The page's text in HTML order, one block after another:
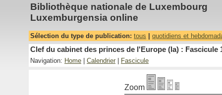
Bibliothèque nationale de Luxembourg
Luxemburgensia online
Sélection du type de publication: tous quotidiens et
Clef du cabinet des princes de l'Europe (la) : Fascicule
Navigation: Home Calendrier Fascicule
Zoom